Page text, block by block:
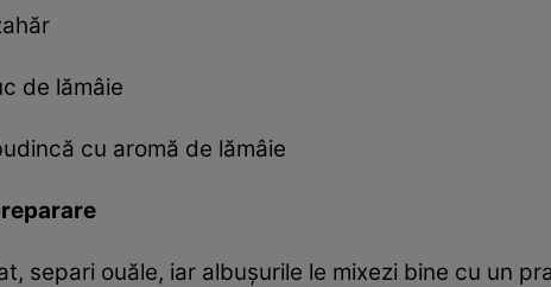
de lămâie
cu aromă de lămâie
separi ouăle, iar albușurile le mixezi bine cu un